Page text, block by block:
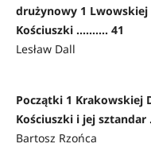
drużynowy 1 Lwowskiej
Kościuszki .......... 41
Lesław Dall
Początki 1 Krakowskiej
Kościuszki i jej sztandar
Bartosz Rzońca